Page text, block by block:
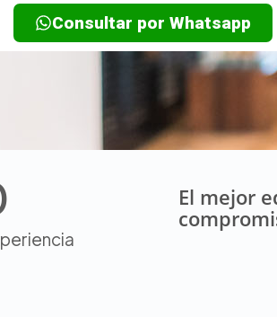
Consultar por Whatsapp
El mejor